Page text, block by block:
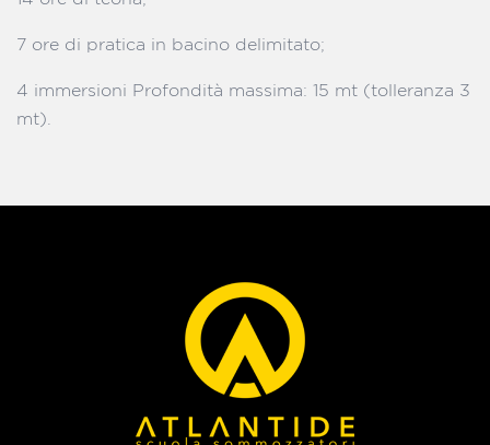
7 ore di pratica in bacino delimitato;
4 immersioni Profondità massima: 15 mt (tolleranza 3
mt).